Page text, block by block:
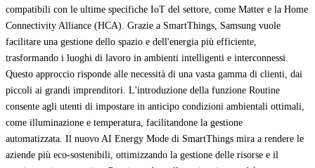
compatibili con le ultime specifiche IoT del settore, come Matter e la Home
Connectivity Alliance (HCA). Grazie a SmartThings, Samsung vuole
facilitare una gestione dello spazio e dell'energia più efficiente,
trasformando i luoghi di lavoro in ambienti intelligenti e interconnessi.
Questo approccio risponde alle necessità di una vasta gamma di clienti, dai
piccoli ai grandi imprenditori. L'introduzione della funzione Routine
consente agli utenti di impostare in anticipo condizioni ambientali ottimali,
come illuminazione e temperatura, facilitandone la gestione
automatizzata. Il nuovo AI Energy Mode di SmartThings mira a rendere le
aziende più eco-sostenibili, ottimizzando la gestione delle risorse e il